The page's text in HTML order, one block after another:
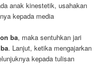
anak kinestetik, usahakan
kepada media
ba, maka sentuhkan jari
. Lanjut, ketika mengajarkan
kepada tulisan